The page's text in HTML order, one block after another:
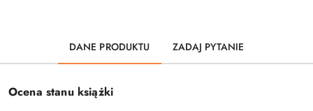
DANE PRODUKTU ZADAJ PYTANIE
Ocena stanu książki